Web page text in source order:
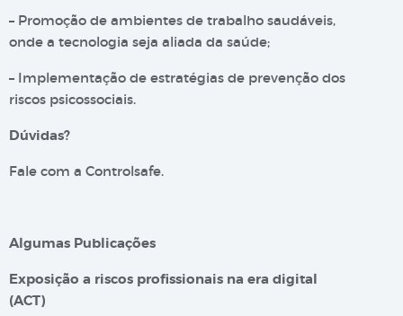
– Promoção de ambientes de trabalho saudáveis,
onde a tecnologia seja aliada da saúde;
– Implementação de estratégias de prevenção dos
riscos psicossociais.
Dúvidas?
Fale com a Controlsafe.
Algumas Publicações
Exposição a riscos profissionais na era digital​
(ACT)